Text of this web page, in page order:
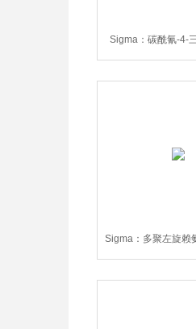
Sigma：碳酰氰-4-
腙，
Sigma：多聚左旋赖
63-0，